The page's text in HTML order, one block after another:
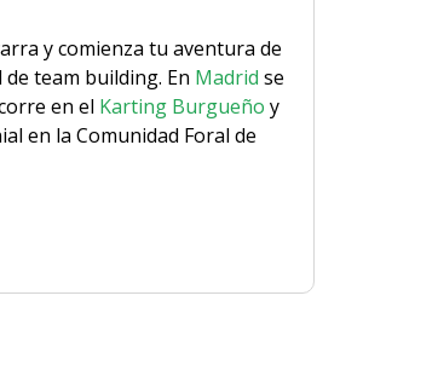
y comienza tu aventura de
team building. En Madrid se
en el Karting Burgueño y
en la Comunidad Foral de